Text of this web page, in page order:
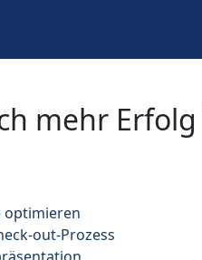
mehr
optimieren
out-Prozess